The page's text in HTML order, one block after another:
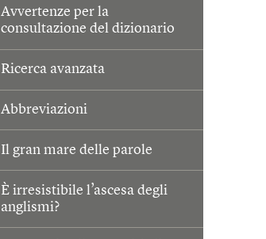
Avvertenze per la
consultazione del dizionario
Ricerca avanzata
Abbreviazioni
Il gran mare delle parole
È irresistibile l’ascesa degli
anglismi?